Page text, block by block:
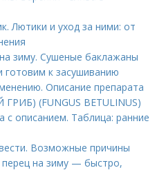
Лютики и уход за ними: от
зиму. Сушеные баклажаны
к засушиванию
Описание препарата
(FUNGUS BETULINUS)
с описанием. Таблица: ранние
Возможные причины
на зиму — быстро,